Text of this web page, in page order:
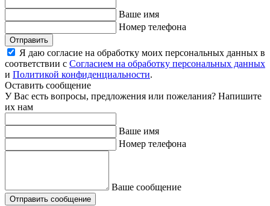
Ваше имя
Номер телефона
Отправить
Я даю согласие на обработку моих персональных данных в
соответствии с Согласием на обработку персональных данных
и Политикой конфиденциальности.
Оставить сообщение
У Вас есть вопросы, предложения или пожелания? Напишите
их нам
Ваше имя
Номер телефона
Ваше сообщение
Отправить сообщение